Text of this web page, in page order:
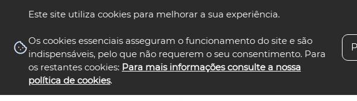
Este site utiliza cookies para melhorar a sua experiência.
Os cookies essenciais asseguram o funcionamento do site e são
indispensáveis, pelo que não requerem o seu consentimento. Para
os restantes cookies: Para mais informações consulte a nossa
política de cookies.